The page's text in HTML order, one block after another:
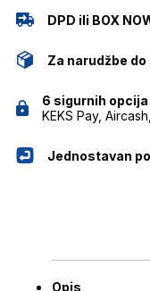
DPD ili BOX
Za narudžbe
6 sigurnih
KEKS Pay,
Jednostavan
Opis